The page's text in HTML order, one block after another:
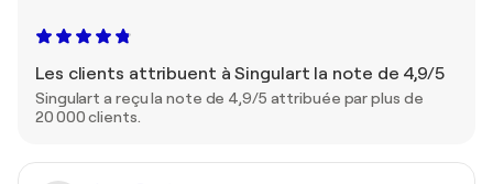
Les clients attribuent à Singulart la note de 4,9/5
Singulart a reçu la note de 4,9/5 attribuée par plus de
20 000 clients.